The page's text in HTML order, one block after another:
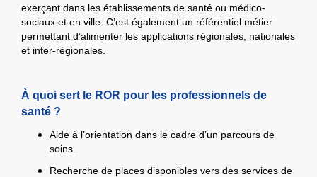
exerçant dans les établissements de santé ou médico-
sociaux et en ville. C’est également un référentiel métier
permettant d’alimenter les applications régionales, nationales
et inter-régionales.
À quoi sert le ROR pour les professionnels de
santé ?
Aide à l’orientation dans le cadre d’un parcours de
soins.
Recherche de places disponibles vers des services de